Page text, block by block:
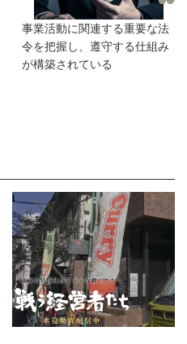
事業活動に関連する重要な法
令を把握し、遵守する仕組み
が構築されている